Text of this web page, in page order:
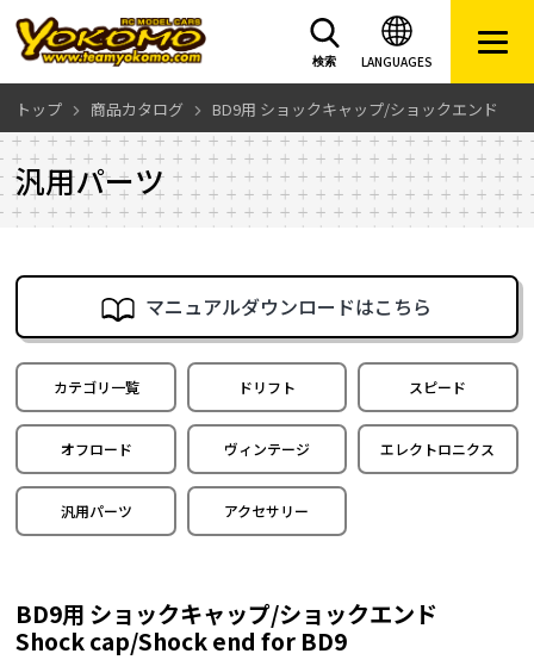
LANGUAGES
検索
トップ 商品カタログ BD9用 ショックキャップ/ショックエンド
汎用パーツ
マニュアルダウンロードはこちら
カテゴリ一覧 ドリフト スピード
オフロード ヴィンテージ エレクトロニクス
汎用パーツ アクセサリー
BD9用 ショックキャップ/ショックエンド
Shock cap/Shock end for BD9